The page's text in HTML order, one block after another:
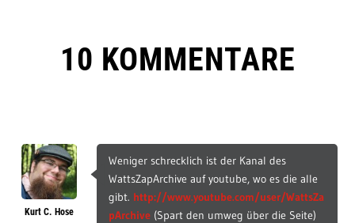
10 KOMMENTARE
Kurt C. Hose
Weniger schrecklich ist der Kanal des
WattsZapArchive auf youtube, wo es die alle
gibt. http://www.youtube.com/user/WattsZa
pArchive (Spart den umweg über die Seite)